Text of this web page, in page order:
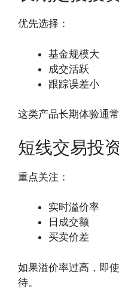
优先选择：
基金规模大
成交活跃
跟踪误差小
这类产品长期体验通常
短线交易投
重点关注：
实时溢价率
日成交额
买卖价差
如果溢价率过高，即
待。